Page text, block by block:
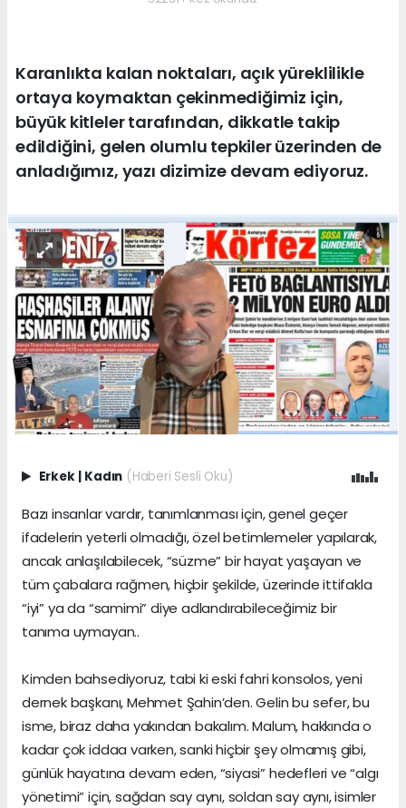
Karanlıkta kalan noktaları, açık yüreklilikle
ortaya koymaktan çekinmediğimiz için,
büyük kitleler tarafından, dikkatle takip
edildiğini, gelen olumlu tepkiler üzerinden de
anladığımız, yazı dizimize devam ediyoruz.
Erkek Kadın (Haberi Sesli Oku)
Bazı insanlar vardır, tanımlanması için, genel geçer
ifadelerin yeterli olmadığı, özel betimlemeler yapılarak,
ancak anlaşılabilecek, “süzme” bir hayat yaşayan ve
tüm çabalara rağmen, hiçbir şekilde, üzerinde ittifakla
“iyi” ya da “samimi” diye adlandırabileceğimiz bir
tanıma uymayan..
Kimden bahsediyoruz, tabi ki eski fahri konsolos, yeni
dernek başkanı, Mehmet Şahin’den. Gelin bu sefer, bu
isme, biraz daha yakından bakalım. Malum, hakkında o
kadar çok iddaa varken, sanki hiçbir şey olmamış gibi,
günlük hayatına devam eden, “siyasi” hedefleri ve “algı
yönetimi” için, sağdan say aynı, soldan say aynı, isimler